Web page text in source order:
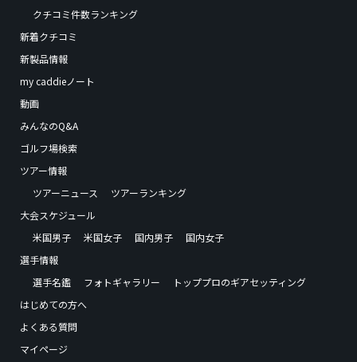
クチコミ件数ランキング
新着クチコミ
新製品情報
my caddieノート
動画
みんなのQ&A
ゴルフ場検索
ツアー情報
ツアーニュース
ツアーランキング
大会スケジュール
米国男子
米国女子 国内男子
国内女子
選手情報
選手名鑑
フォトギャラリー
トッププロのギアセッティング
はじめての方へ
よくある質問
マイページ